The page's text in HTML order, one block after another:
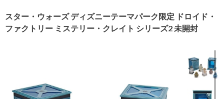
スター・ウォーズ ディズニーテーマパーク限定 ドロイド・
ファクトリー ミステリー・クレイト シリーズ2 未開封